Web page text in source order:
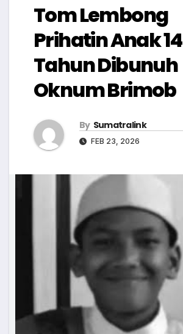
Tom Lembong
Prihatin Anak 14
Tahun Dibunuh
Oknum Brimob
By Sumatralink
FEB 23, 2026